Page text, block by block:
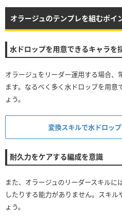
オラージュのテンプレを組むポイ
水ドロップを用意できるキャラを
オラージュをリーダー運用する場合、
ます。なるべく多く水ドロップを用
ょう。
変換スキルで水ドロッ
耐久力をケアする編成を意識
また、オラージュのリーダースキルに
したりする能力がありません。スキ
ょう。